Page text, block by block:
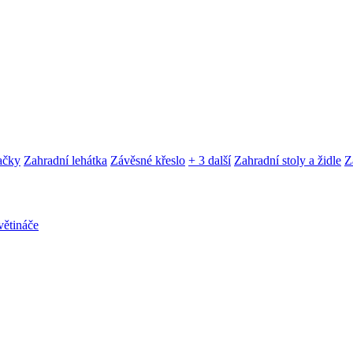
Zahradní lehátka Závěsné křeslo + 3 další Zahradní stoly a židle